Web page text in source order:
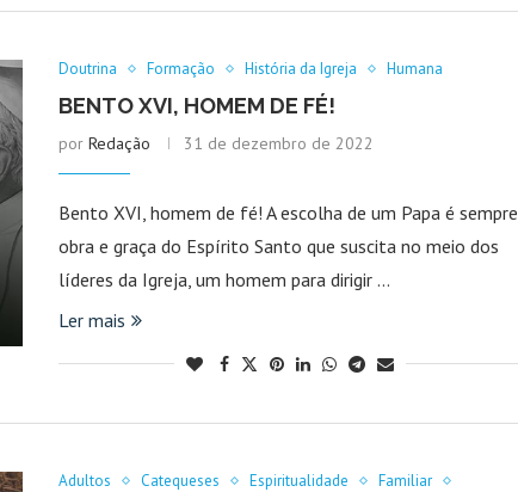
Doutrina Formação História da Igreja Humana
BENTO XVI, HOMEM DE FÉ!
por Redação 31 de dezembro de 2022
Bento XVI, homem de fé! A escolha de um Papa é sempre
obra e graça do Espírito Santo que suscita no meio dos
líderes da Igreja, um homem para dirigir …
Ler mais
Adultos Catequeses Espiritualidade
Familiar